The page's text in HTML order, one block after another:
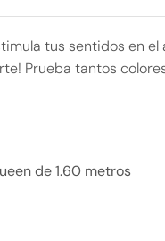
tus sentidos en
Prueba tantos
de 1.60 metros